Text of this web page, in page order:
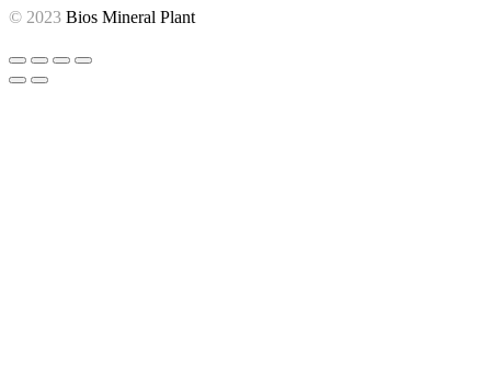
© 2023 Bios Mineral Plant